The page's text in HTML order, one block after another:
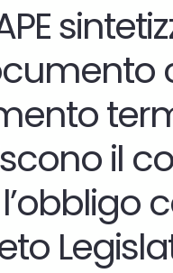
il
l’obbligo